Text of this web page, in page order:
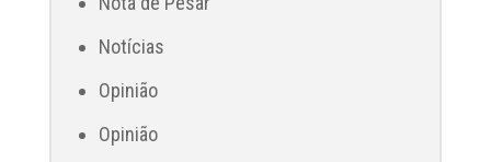
Notícias
Opinião
Opinião